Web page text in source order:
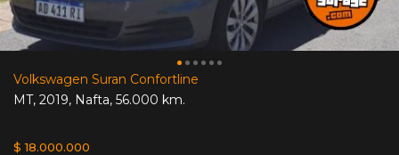
Volkswagen Suran Confortline
MT, 2019, Nafta, 56.000 km.
$ 18.000.000